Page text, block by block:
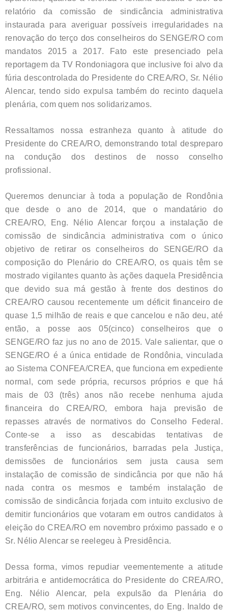
relatório da comissão de sindicância administrativa
instaurada para averiguar possíveis irregularidades na
renovação do terço dos conselheiros do SENGE/RO com
mandatos 2015 a 2017. Fato este presenciado pela
reportagem da TV Rondoniagora que inclusive foi alvo da
fúria descontrolada do Presidente do CREA/RO, Sr. Nélio
Alencar, tendo sido expulsa também do recinto daquela
plenária, com quem nos solidarizamos.
Ressaltamos nossa estranheza quanto à atitude do
Presidente do CREA/RO, demonstrando total despreparo
na condução dos destinos de nosso conselho
profissional.
Queremos denunciar à toda a população de Rondônia
que desde o ano de 2014, que o mandatário do
CREA/RO, Eng. Nélio Alencar forçou a instalação de
comissão de sindicância administrativa com o único
objetivo de retirar os conselheiros do SENGE/RO da
composição do Plenário do CREA/RO, os quais têm se
mostrado vigilantes quanto às ações daquela Presidência
que devido sua má gestão à frente dos destinos do
CREA/RO causou recentemente um déficit financeiro de
quase 1,5 milhão de reais e que cancelou e não deu, até
então, a posse aos 05(cinco) conselheiros que o
SENGE/RO faz jus no ano de 2015. Vale salientar, que o
SENGE/RO é a única entidade de Rondônia, vinculada
ao Sistema CONFEA/CREA, que funciona em expediente
normal, com sede própria, recursos próprios e que há
mais de 03 (três) anos não recebe nenhuma ajuda
financeira do CREA/RO, embora haja previsão de
repasses através de normativos do Conselho Federal.
Conte-se a isso as descabidas tentativas de
transferências de funcionários, barradas pela Justiça,
demissões de funcionários sem justa causa sem
instalação de comissão de sindicância por que não há
nada contra os mesmos e também instalação de
comissão de sindicância forjada com intuito exclusivo de
demitir funcionários que votaram em outros candidatos à
eleição do CREA/RO em novembro próximo passado e o
Sr. Nélio Alencar se reelegeu à Presidência.
Dessa forma, vimos repudiar veementemente a atitude
arbitrária e antidemocrática do Presidente do CREA/RO,
Eng. Nélio Alencar, pela expulsão da Plenária do
CREA/RO, sem motivos convincentes, do Eng. Inaldo de